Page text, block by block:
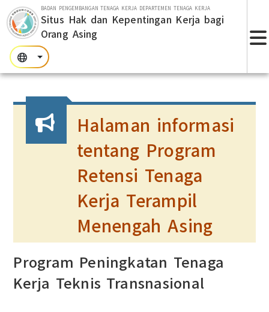
Lompat ke bagian utama
BADAN PENGEMBANGAN TENAGA KERJA DEPARTEMEN TENAGA KERJA
Situs Hak dan Kepentingan Kerja bagi
Orang Asing
:::
:::
Halaman informasi
tentang Program
Retensi Tenaga
Kerja Terampil
Menengah Asing
Program Peningkatan Tenaga
Kerja Teknis Transnasional